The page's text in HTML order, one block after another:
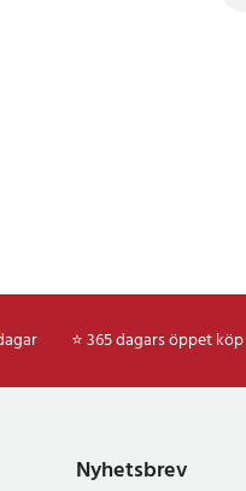
⭐ 365 dagars öppet köp
Nyhetsbrev